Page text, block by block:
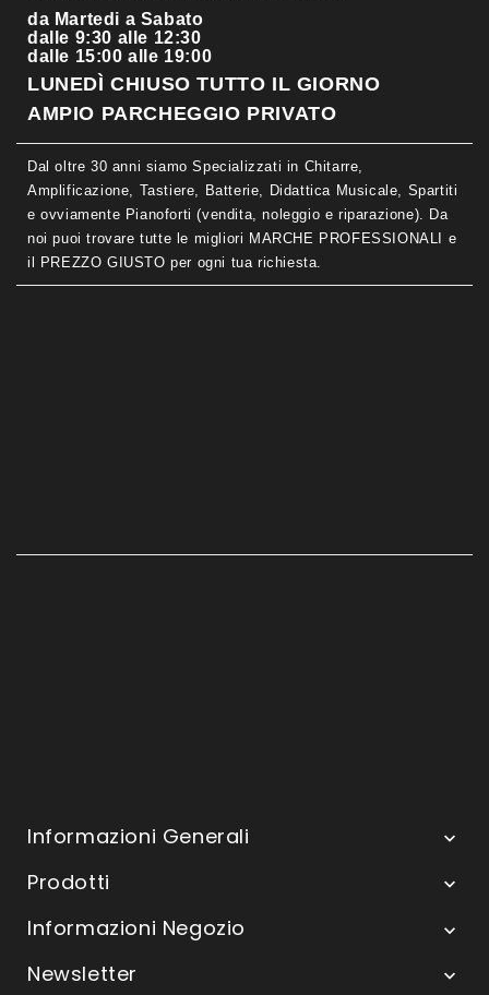
da Martedi a Sabato
dalle 9:30 alle 12:30
dalle 15:00 alle 19:00
LUNEDÌ CHIUSO TUTTO IL GIORNO
AMPIO PARCHEGGIO PRIVATO
Dal oltre 30 anni siamo Specializzati in Chitarre,
Amplificazione, Tastiere, Batterie, Didattica Musicale, Spartiti
e ovviamente Pianoforti (vendita, noleggio e riparazione). Da
noi puoi trovare tutte le migliori MARCHE PROFESSIONALI e
il PREZZO GIUSTO per ogni tua richiesta.
Informazioni Generali 
Prodotti 
Informazioni Negozio 
Newsletter 